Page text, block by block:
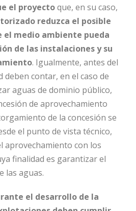
el proyectoque, en su caso,
reduzca el posible
el medio ambiente pueda
de las instalaciones y su
. Igualmente, antes del
deben contar, en el caso de
aguas de dominio público,
de aprovechamiento
de la concesión se
el punto de vista técnico,
aprovechamiento con los
finalidad es garantizar el
las aguas.
el desarrollo de la